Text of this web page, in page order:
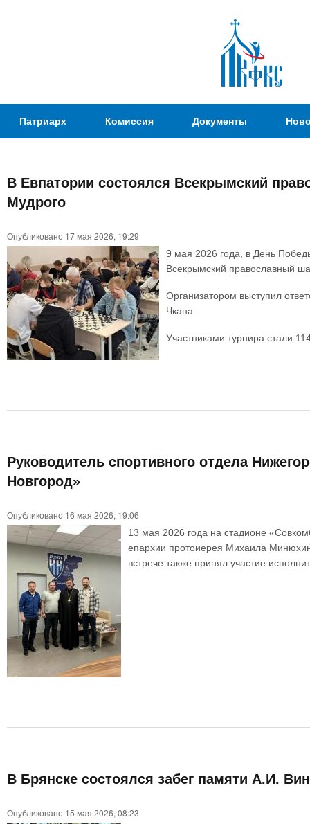
Патриаршая
Комиссия
вопросам
физической
культуры и
Патриарх Комиссия Документы
Вы
В Евпатории состоялся Всекрымский
Мудрого
Опубликовано 17 мая 2026, 19:29
9 мая 2026 года, в День
Всекрымский православный
Организатором выступил
Чкана.
Участниками турнира стали
Руководитель спортивного отдела
Новгород»
Опубликовано 16 мая 2026, 19:06
13 мая 2026 года на стадионе
епархии протоиерея Михаила
встрече также принял участие
В Брянске состоялся забег памяти А.И.
Опубликовано 15 мая 2026, 08:23